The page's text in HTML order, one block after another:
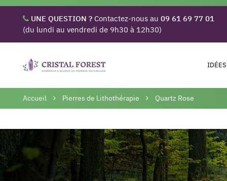
UNE QUESTION ? Contactez-nous au 09 61 69 77 01
(du lundi au vendredi de 9h30 à 12h30)
Accueil Pierres de Lithothérapie Quartz Rose